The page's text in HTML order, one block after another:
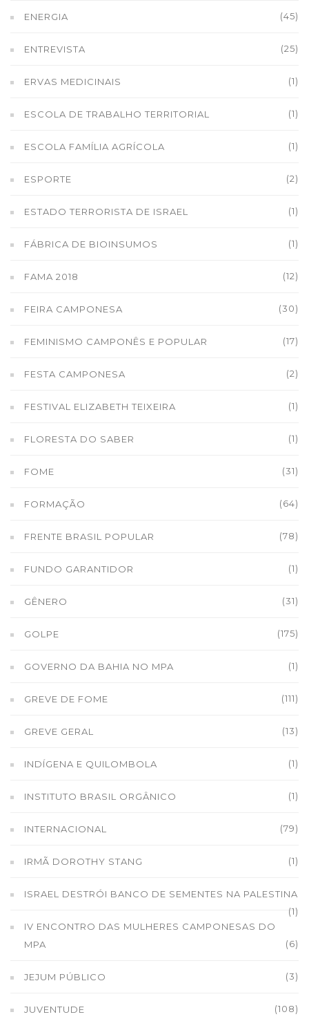
ENERGIA (45)
ENTREVISTA (25)
ERVAS MEDICINAIS (1)
ESCOLA DE TRABALHO TERRITORIAL (1)
ESCOLA FAMÍLIA AGRÍCOLA (1)
ESPORTE (2)
ESTADO TERRORISTA DE ISRAEL (1)
FÁBRICA DE BIOINSUMOS (1)
FAMA 2018 (12)
FEIRA CAMPONESA (30)
FEMINISMO CAMPONÊS E POPULAR (17)
FESTA CAMPONESA (2)
FESTIVAL ELIZABETH TEIXEIRA (1)
FLORESTA DO SABER (1)
FOME (31)
FORMAÇÃO (64)
FRENTE BRASIL POPULAR (78)
FUNDO GARANTIDOR (1)
GÊNERO (31)
GOLPE (175)
GOVERNO DA BAHIA NO MPA (1)
GREVE DE FOME (111)
GREVE GERAL (13)
INDÍGENA E QUILOMBOLA (1)
INSTITUTO BRASIL ORGÂNICO (1)
INTERNACIONAL (79)
IRMÃ DOROTHY STANG (1)
ISRAEL DESTRÓI BANCO DE SEMENTES NA PALESTINA
(1)
IV ENCONTRO DAS MULHERES CAMPONESAS DO
MPA
(6)
JEJUM PÚBLICO (3)
JUVENTUDE (108)